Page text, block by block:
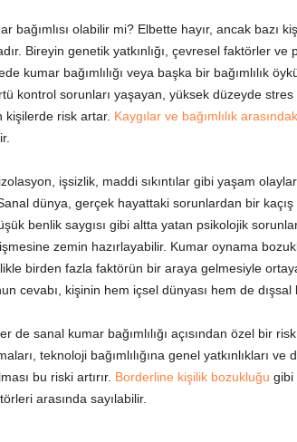
bağımlısı olabilir mi? Elbette hayır, ancak bazı
Bireyin genetik yatkınlığı, çevresel faktörler
kumar bağımlılığı veya başka bir bağımlılık
kontrol sorunları yaşayan, yüksek düzeyde
kişilerde risk artar. Kaygılar ve bağımlılık
işsizlik, maddi sıkıntılar gibi yaşam
dünya, gerçek hayattaki sorunlardan bir kaçış
benlik saygısı gibi altta yatan psikolojik
zemin hazırlayabilir. Kumar oynama
birden fazla faktörün bir araya gelmesiyle
cevabı, kişinin hem içsel dünyası hem de dışsal
de sanal kumar bağımlılığı açısından özel bir
teknoloji bağımlılığına genel yatkınlıkları
bu riski artırır. Borderline kişilik bozukluğu gibi
arasında sayılabilir.